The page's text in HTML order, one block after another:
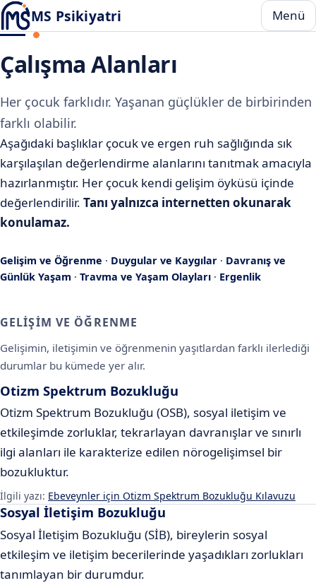
MS Psikiyatri Menü
Çalışma Alanları
Her çocuk farklıdır. Yaşanan güçlükler de birbirinden
farklı olabilir.
Aşağıdaki başlıklar çocuk ve ergen ruh sağlığında sık
karşılaşılan değerlendirme alanlarını tanıtmak amacıyla
hazırlanmıştır. Her çocuk kendi gelişim öyküsü içinde
değerlendirilir. Tanı yalnızca internetten okunarak
konulamaz.
Gelişim ve Öğrenme · Duygular ve Kaygılar · Davranış ve
Günlük Yaşam · Travma ve Yaşam Olayları · Ergenlik
GELIŞIM VE ÖĞRENME
Gelişimin, iletişimin ve öğrenmenin yaşıtlardan farklı ilerlediği
durumlar bu kümede yer alır.
Otizm Spektrum Bozukluğu
Otizm Spektrum Bozukluğu (OSB), sosyal iletişim ve
etkileşimde zorluklar, tekrarlayan davranışlar ve sınırlı
ilgi alanları ile karakterize edilen nörogelişimsel bir
bozukluktur.
İlgili yazı: Ebeveynler için Otizm Spektrum Bozukluğu Kılavuzu
Sosyal İletişim Bozukluğu
Sosyal İletişim Bozukluğu (SİB), bireylerin sosyal
etkileşim ve iletişim becerilerinde yaşadıkları zorlukları
tanımlayan bir durumdur.